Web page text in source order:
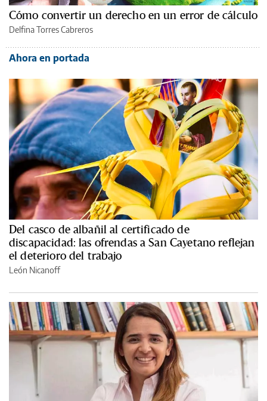
Cómo convertir un derecho en un error de cálculo
Delfina Torres Cabreros
Ahora en portada
Del casco de albañil al certificado de
discapacidad: las ofrendas a San Cayetano reflejan
el deterioro del trabajo
León Nicanoff